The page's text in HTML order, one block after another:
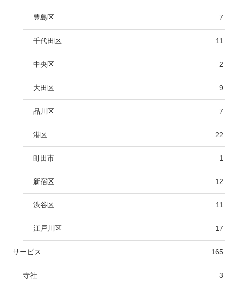
豊島区 7
千代田区 11
中央区 2
大田区 9
品川区 7
港区 22
町田市 1
新宿区 12
渋谷区 11
江戸川区 17
サービス 165
寺社 3